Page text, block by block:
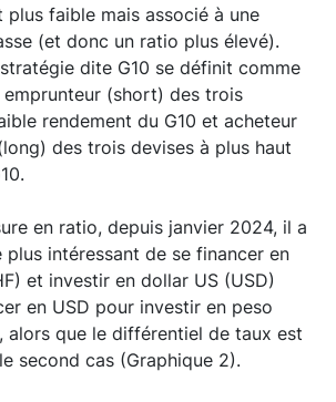
plus faible mais associé à une
(et donc un ratio plus élevé).
dite G10 se définit comme
(short) des trois
rendement du G10 et acheteur
des trois devises à plus haut
en ratio, depuis janvier 2024, il a
intéressant de se financer en
et investir en dollar US (USD)
en USD pour investir en peso
alors que le différentiel de taux est
second cas (Graphique 2).